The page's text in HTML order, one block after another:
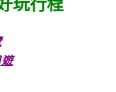
玩行程